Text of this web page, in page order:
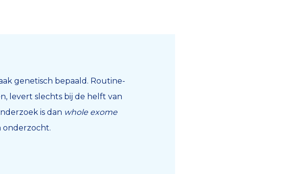
genetisch bepaald. Routine-
levert slechts bij de helft van
is dan whole exome
onderzocht.